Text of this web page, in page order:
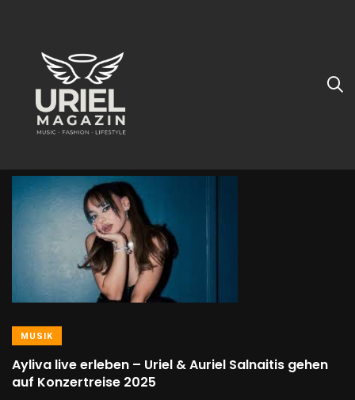
Vater und Tochter
MUSIK
Ayliva live erleben – Uriel & Auriel Salnaitis gehen
auf Konzertreise 2025